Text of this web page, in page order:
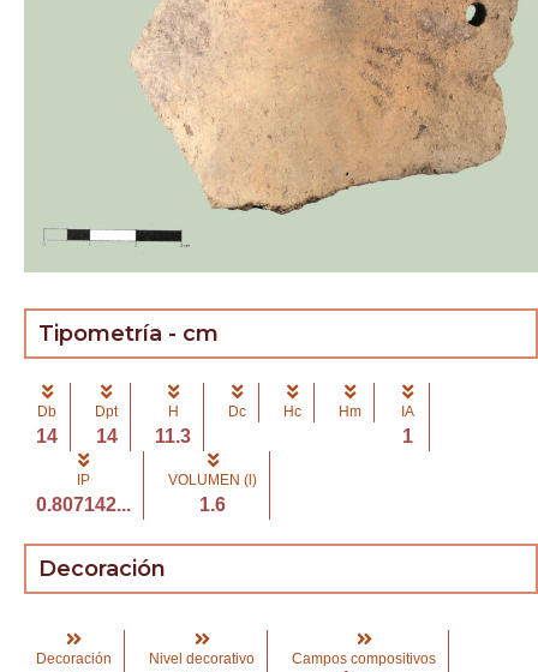
Tipometría - cm
Db
14
Dpt
14
H
11.3
Dc Hc Hm IA
1
IP
0.807142...
VOLUMEN (l)
1.6
Decoración
Decoración Nivel decorativo Campos compositivos